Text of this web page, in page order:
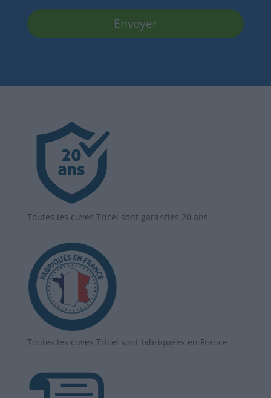
Toutes les cuves Tricel sont garanties 20 ans
Toutes les cuves Tricel sont fabriquées en France